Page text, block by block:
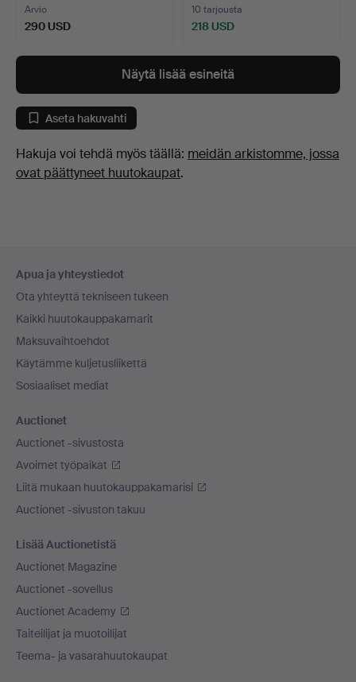
Arvio
290 USD
10 tarjousta
218 USD
Näytä lisää esineitä
Aseta hakuvahti
Hakuja voi tehdä myös täällä: meidän arkistomme, jossa
ovat päättyneet huutokaupat.
Apua ja yhteystiedot
Ota yhteyttä tekniseen tukeen
Kaikki huutokauppakamarit
Maksuvaihtoehdot
Käytämme kuljetusliikettä
Sosiaaliset mediat
Auctionet
Auctionet -sivustosta
Avoimet työpaikat
Liitä mukaan huutokauppakamarisi
Auctionet -sivuston takuu
Lisää Auctionetistä
Auctionet Magazine
Auctionet -sovellus
Auctionet Academy
Taiteilijat ja muotoilijat
Teema- ja vasarahuutokaupat